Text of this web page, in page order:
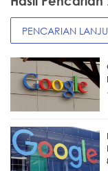
PENCARIAN